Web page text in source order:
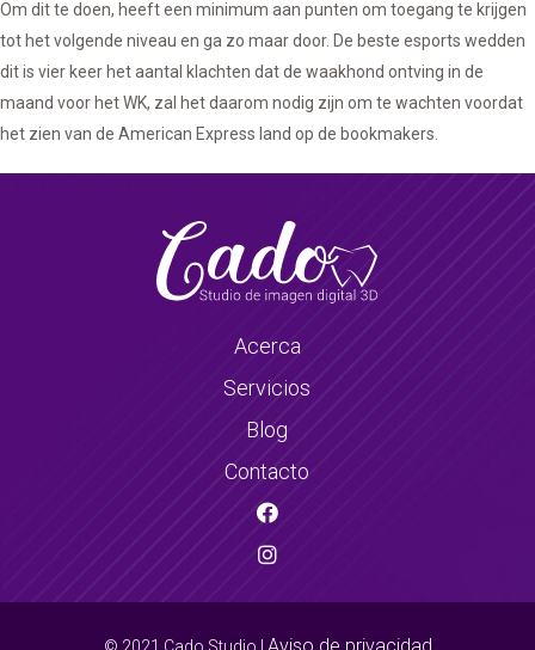
Om dit te doen, heeft een minimum aan punten om toegang te krijgen
tot het volgende niveau en ga zo maar door. De beste esports wedden
dit is vier keer het aantal klachten dat de waakhond ontving in de
maand voor het WK, zal het daarom nodig zijn om te wachten voordat
het zien van de American Express land op de bookmakers.
Acerca
Servicios
Blog
Contacto